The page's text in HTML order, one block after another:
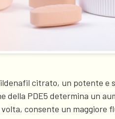
citrato, un potente
della PDE5 determina un
consente un maggiore